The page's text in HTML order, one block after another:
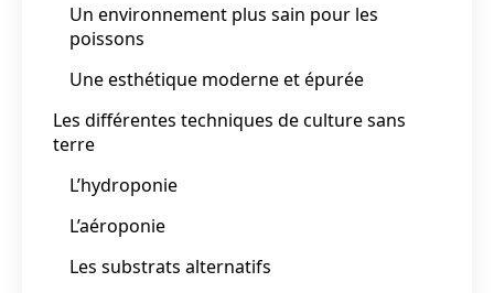
Un environnement plus sain pour les
poissons
Une esthétique moderne et épurée
Les différentes techniques de culture sans
terre
L’hydroponie
L’aéroponie
Les substrats alternatifs